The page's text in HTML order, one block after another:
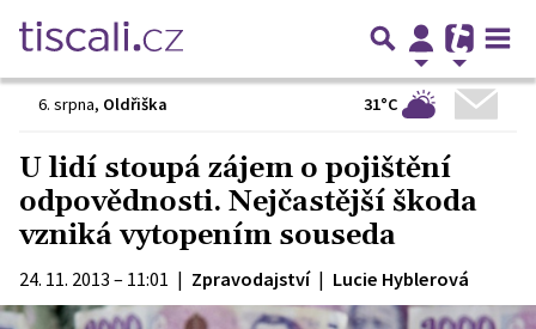
6. srpna, Oldřiška 31°C
U lidí stoupá zájem o pojištění
odpovědnosti. Nejčastější škoda
vzniká vytopením souseda
24. 11. 2013 – 11:01 | Zpravodajství | Lucie Hyblerová